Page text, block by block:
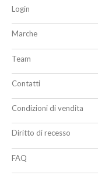
Login
Marche
Team
Contatti
Condizioni di vendita
Diritto di recesso
FAQ